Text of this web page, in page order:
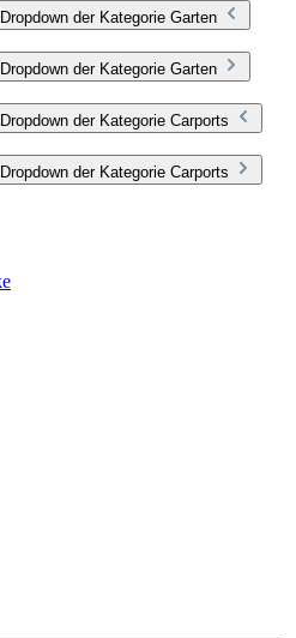
der Kategorie Garten
der Kategorie Garten
der Kategorie Carports
der Kategorie Carports